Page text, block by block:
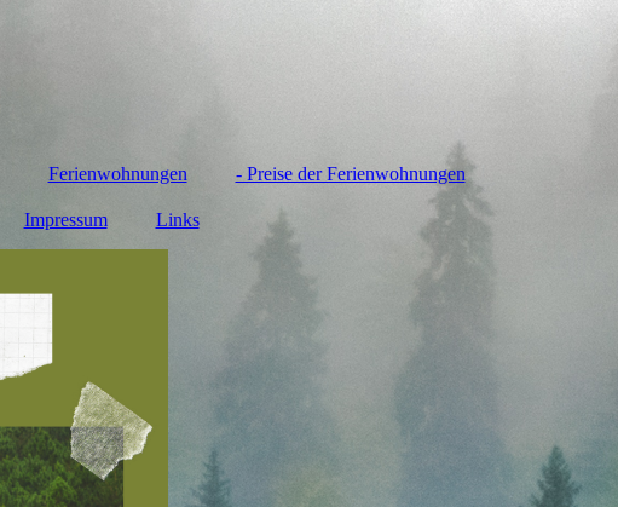
Ferienwohnungen - Preise der Ferienwohnungen
Impressum Links